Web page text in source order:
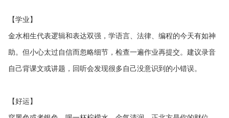
【学业】
金水相生代表逻辑和表达双强，学语言、法律、编程的今天有如神
助。但小心太过自信而忽略细节，检查一遍作业再提交。建议录音
自己背课文或讲题，回听会发现很多自己没意识到的小错误。
【好运】